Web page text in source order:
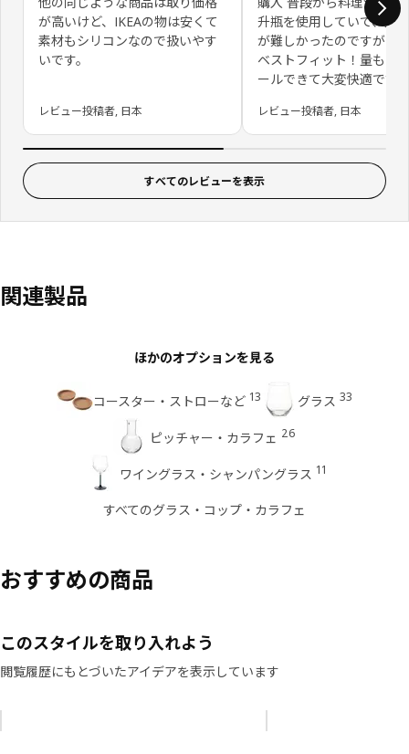
が高いけど、IKEAの物は安くて
素材もシリコンなので扱いやす
いです。
レビュー投稿者, 日本
升瓶を使用していて、量
が難しかったのですがこ
ベストフィット！量もコ
ールできて大変快適です
レビュー投稿者, 日本
すべてのレビューを表示
関連製品
ほかのオプションを見る
コースター・ストローなど 13 グラス 33
ピッチャー・カラフェ 26
ワイングラス・シャンパングラス 11
すべてのグラス・コップ・カラフェ
おすすめの商品
このスタイルを取り入れよう
閲覧履歴にもとづいたアイデアを表示しています